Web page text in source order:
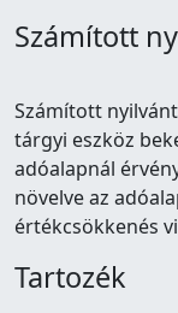
Számított
Számított
tárgyi eszköz
adóalapnál
növelve az
értékcsökkenés
Tartozék